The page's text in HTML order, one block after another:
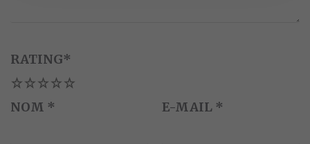
RATING*
5
4
3
2
NOM * E-MAIL *